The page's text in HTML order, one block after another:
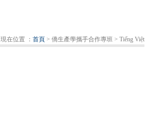
現在位置 ： 首頁 > 僑生產學攜手合作專班 > Tiếng Việt